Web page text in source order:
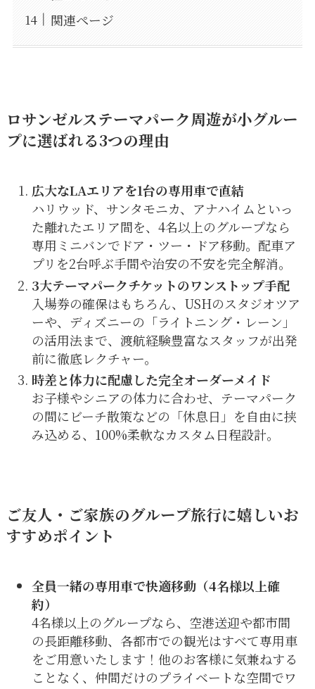
関連ページ
ロサンゼルステーマパーク周遊が小グルー
プに選ばれる3つの理由
広大なLAエリアを1台の専用車で直結
ハリウッド、サンタモニカ、アナハイムといっ
た離れたエリア間を、4名以上のグループなら
専用ミニバンでドア・ツー・ドア移動。配車ア
プリを2台呼ぶ手間や治安の不安を完全解消。
3大テーマパークチケットのワンストップ手配
入場券の確保はもちろん、USHのスタジオツア
ーや、ディズニーの「ライトニング・レーン」
の活用法まで、渡航経験豊富なスタッフが出発
前に徹底レクチャー。
時差と体力に配慮した完全オーダーメイド
お子様やシニアの体力に合わせ、テーマパーク
の間にビーチ散策などの「休息日」を自由に挟
み込める、100%柔軟なカスタム日程設計。
ご友人・ご家族のグループ旅行に嬉しいお
すすめポイント
全員一緒の専用車で快適移動（4名様以上確
約）
4名様以上のグループなら、空港送迎や都市間
の長距離移動、各都市での観光はすべて専用車
をご用意いたします！他のお客様に気兼ねする
ことなく、仲間だけのプライベートな空間でワ